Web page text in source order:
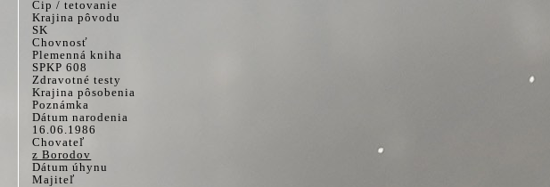
Čip / tetovanie
Krajina pôvodu
SK
Chovnosť
Plemenná kniha
SPKP 608
Zdravotné testy
Krajina pôsobenia
Poznámka
Dátum narodenia
16.06.1986
Chovateľ
z Borodov
Dátum úhynu
Majiteľ